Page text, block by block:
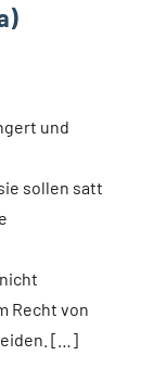
und
sollen satt
Recht von
[…]